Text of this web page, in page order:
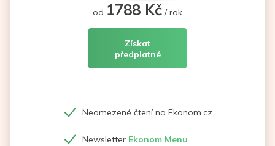
od 1788 Kč / rok
Získat
předplatné
Neomezené čtení na Ekonom.cz
Newsletter Ekonom Menu